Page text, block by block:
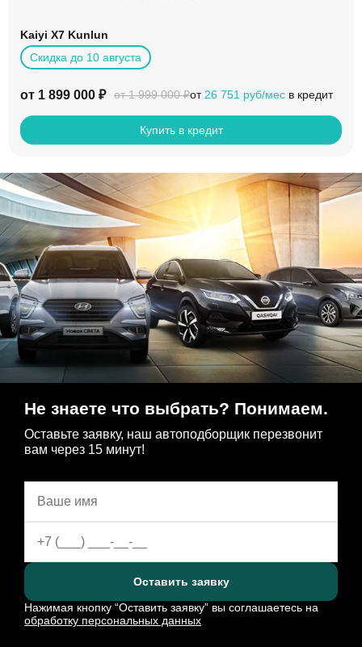
Kaiyi X7 Kunlun
Скидка до 10 августа
от 1 899 000 ₽ от 1 999 000 ₽от 26 751 руб/мес в кредит
Купить в кредит
Не знаете что выбрать? Понимаем.
Оставьте заявку, наш автоподборщик перезвонит
вам через 15 минут!
Оставить заявку
Нажимая кнопку “Оставить заявку” вы соглашаетесь на
обработку персональных данных